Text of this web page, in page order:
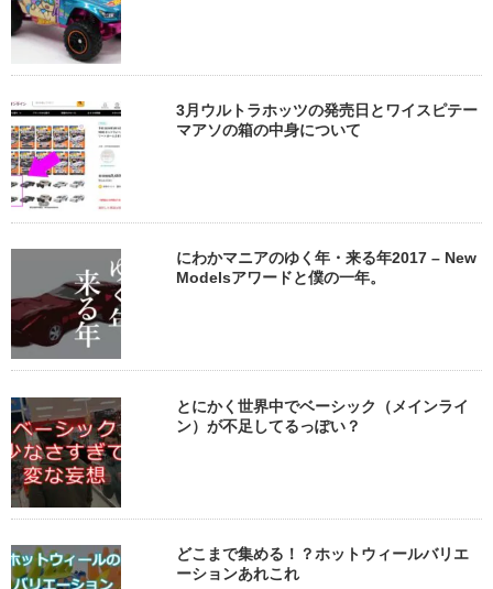
3月ウルトラホッツの発売日とワイスピテー
マアソの箱の中身について
にわかマニアのゆく年・来る年2017 – New
Modelsアワードと僕の一年。
とにかく世界中でベーシック（メインライ
ン）が不足してるっぽい？
どこまで集める！？ホットウィールバリエ
ーションあれこれ